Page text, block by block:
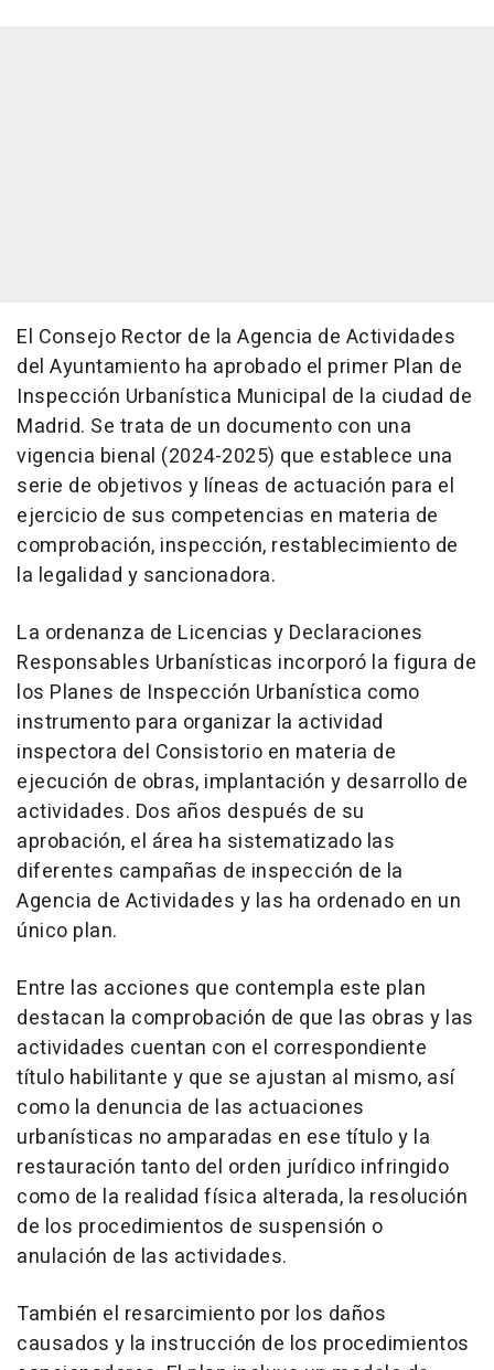
El Consejo Rector de la Agencia de Actividades
del Ayuntamiento ha aprobado el primer Plan de
Inspección Urbanística Municipal de la ciudad de
Madrid. Se trata de un documento con una
vigencia bienal (2024-2025) que establece una
serie de objetivos y líneas de actuación para el
ejercicio de sus competencias en materia de
comprobación, inspección, restablecimiento de
la legalidad y sancionadora.
La ordenanza de Licencias y Declaraciones
Responsables Urbanísticas incorporó la figura de
los Planes de Inspección Urbanística como
instrumento para organizar la actividad
inspectora del Consistorio en materia de
ejecución de obras, implantación y desarrollo de
actividades. Dos años después de su
aprobación, el área ha sistematizado las
diferentes campañas de inspección de la
Agencia de Actividades y las ha ordenado en un
único plan.
Entre las acciones que contempla este plan
destacan la comprobación de que las obras y las
actividades cuentan con el correspondiente
título habilitante y que se ajustan al mismo, así
como la denuncia de las actuaciones
urbanísticas no amparadas en ese título y la
restauración tanto del orden jurídico infringido
como de la realidad física alterada, la resolución
de los procedimientos de suspensión o
anulación de las actividades.
También el resarcimiento por los daños
causados y la instrucción de los procedimientos